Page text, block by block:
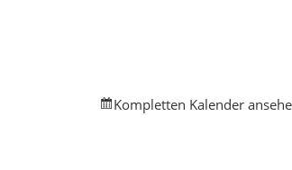
Kompletten Kalender